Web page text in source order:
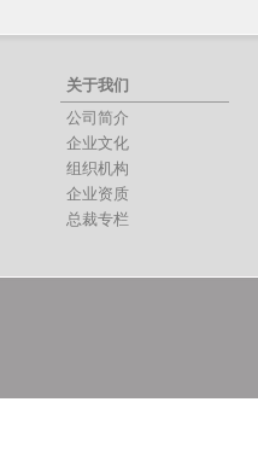
关于我们
公司简介
企业文化
组织机构
企业资质
总裁专栏